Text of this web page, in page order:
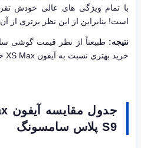
است! بنابراین از این نظر برتری از آن Galaxy S9 Plus خواهد بود.
نتیجه:
خرید بهتری نسبت به آیفون XS Max خواهد بود.
S9 پلاس سامسونگ